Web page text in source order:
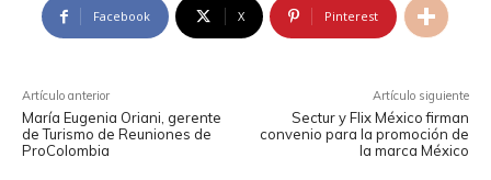
Facebook X Pinterest
Artículo anterior
María Eugenia Oriani, gerente
de Turismo de Reuniones de
ProColombia
Artículo siguiente
Sectur y Flix México firman
convenio para la promoción de
la marca México